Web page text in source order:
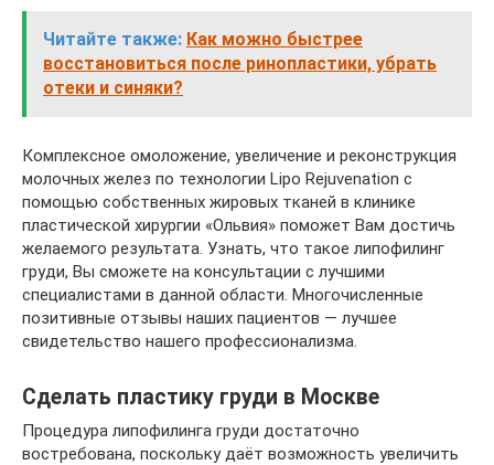
Читайте также: Как можно быстрее
восстановиться после ринопластики, убрать
отеки и синяки?
Комплексное омоложение, увеличение и реконструкция
молочных желез по технологии Lipo Rejuvenation с
помощью собственных жировых тканей в клинике
пластической хирургии «Ольвия» поможет Вам достичь
желаемого результата. Узнать, что такое липофилинг
груди, Вы сможете на консультации с лучшими
специалистами в данной области. Многочисленные
позитивные отзывы наших пациентов — лучшее
свидетельство нашего профессионализма.
Сделать пластику груди в Москве
Процедура липофилинга груди достаточно
востребована, поскольку даёт возможность увеличить